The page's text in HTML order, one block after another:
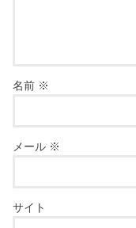
名前 ※
メール ※
サイト